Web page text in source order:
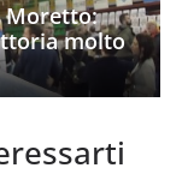
Moretto:
molto